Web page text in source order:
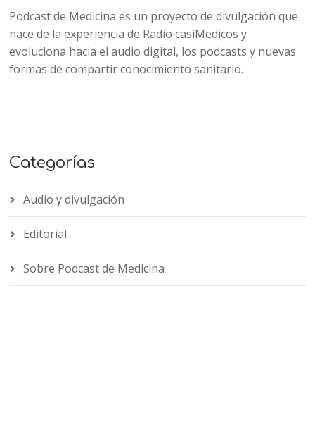
Podcast de Medicina es un proyecto de divulgación que
nace de la experiencia de Radio casiMedicos y
evoluciona hacia el audio digital, los podcasts y nuevas
formas de compartir conocimiento sanitario.
Categorías
Audio y divulgación
Editorial
Sobre Podcast de Medicina